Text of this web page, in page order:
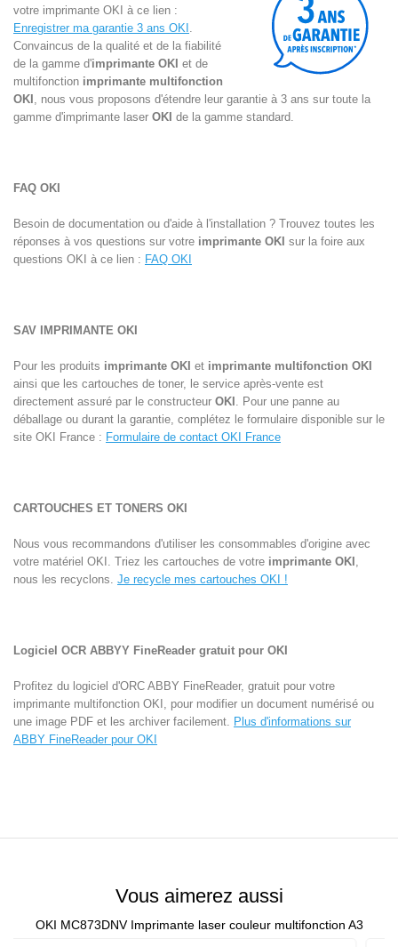
votre imprimante OKI à ce lien :
Enregistrer ma garantie 3 ans OKI
Convaincus de la qualité et de la fiabilité
de la gamme d'imprimante OKI et de
multifonction imprimante multifonction
OKI , nous vous proposons d'étendre leur garantie à 3 ans sur toute la
gamme d'imprimante laser OKI de la gamme standard.
FAQ OKI
Besoin de documentation ou d'aide à l'installation ? Trouvez toutes les
réponses à vos questions sur votre imprimante OKI sur la foire aux
questions OKI à ce lien : FAQ OKI
SAV IMPRIMANTE OKI
Pour les produits imprimante OKI et imprimante multifonction OKI
ainsi que les cartouches de toner, le service après-vente est
directement assuré par le constructeur OKI . Pour une panne au
déballage ou durant la garantie, complétez le formulaire disponible sur le
site OKI France : Formulaire de contact OKI France
CARTOUCHES ET TONERS OKI
Nous vous recommandons d'utiliser les consommables d'origine avec
votre matériel OKI. Triez les cartouches de votre imprimante OKI
nous les recyclons. Je recycle mes cartouches OKI !
Logiciel OCR ABBYY FineReader gratuit pour OKI
Profitez du logiciel d'ORC ABBY FineReader, gratuit pour votre
imprimante multifonction OKI, pour modifier un document numérisé ou
une image PDF et les archiver facilement. Plus d'informations sur
ABBY FineReader pour OKI
Vous aimerez aussi
OKI MC873DNV Imprimante laser couleur multifonction A3